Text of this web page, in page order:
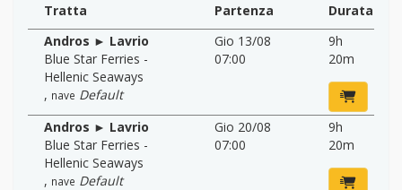
Tratta Partenza
Durata
Andros ► Lavrio
Blue Star Ferries -
Hellenic Seaways
, nave Default
Gio 13/08
07:00
9h
20m
Andros ► Lavrio
Blue Star Ferries -
Hellenic Seaways
, nave Default
Gio 20/08
07:00
9h
20m